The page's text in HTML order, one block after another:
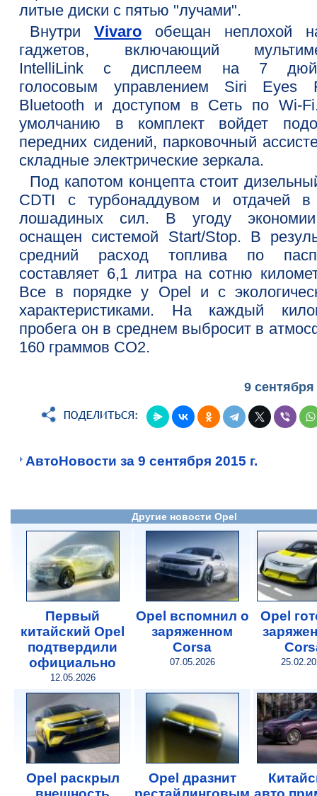
литые диски с пятью "лучами".
ВнутриVivaro обещан неплохой
гаджетов, включающий
IntelliLink с дисплеем на 7
голосовым управлением Siri Eyes
Bluetooth и доступом в Сеть по Wi-
умолчанию в комплект войдет
передних сидений, парковочный
складные электрические зеркала.
Под капотом концепта стоит
CDTI с турбонаддувом и отдачей
лошадиных сил. В угоду
оснащен системой Start/Stop. В
средний расход топлива по
составляет 6,1 литра на сотню
Все в порядке у Opel и с
характеристиками. На каждый
пробега он в среднем выбросит в
160 граммов СО2.
9 сентября
АвтоНовости за 9 сентября 2015 г.
Другие новости Opel
Первый
китайский Opel
подтвердили
официально
12.05.2026
Opel вспомнил о
заряженном
Corsa
07.05.2026
Opel
Opel раскрыл
Opel дразнит